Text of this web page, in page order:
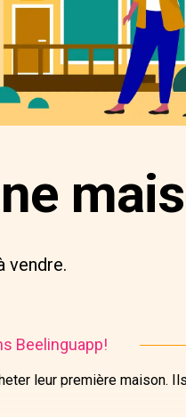
vendre.
Beelinguapp!
leur première